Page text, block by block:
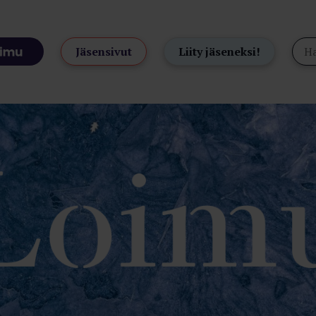
Jäsensivut Liity jäseneksi!